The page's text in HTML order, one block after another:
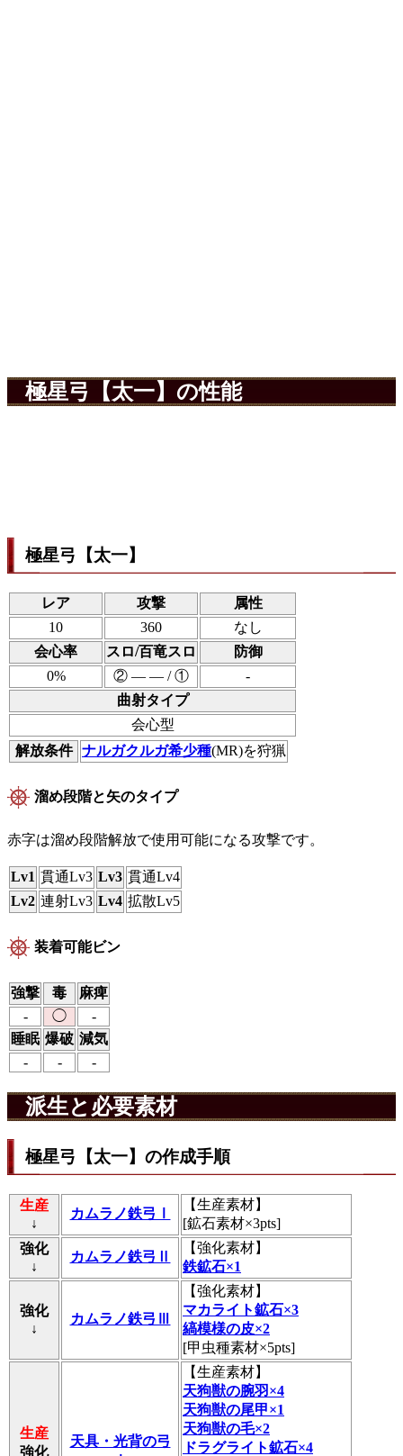
極星弓【太一】の性能
極星弓【太一】
レア 攻撃
属性
10
360
なし
会心率
スロ/百竜スロ
防御
0%
② ― ― / ①
-
曲射タイプ
会心型
解放条件
ナルガクルガ希少種(MR)を狩猟
溜め段階と矢のタイプ
赤字は溜め段階解放で使用可能になる攻撃です。
Lv1 貫通Lv3 Lv3 貫通Lv4
Lv2 連射Lv3 Lv4 拡散Lv5
装着可能ビン
強撃 毒
麻痺
-
◯
-
睡眠 爆破 減気
-
- -
派生と必要素材
極星弓【太一】の作成手順
生産
↓
カムラノ鉄弓Ⅰ
【生産素材】
[鉱石素材×3pts]
強化
↓
カムラノ鉄弓Ⅱ
【強化素材】
鉄鉱石×1
強化
↓
カムラノ鉄弓Ⅲ
【強化素材】
マカライト鉱石×3
縞模様の皮×2
[甲虫種素材×5pts]
生産
強化
天具・光背の弓
【生産素材】
天狗獣の腕羽×4
天狗獣の尾甲×1
天狗獣の毛×2
ドラグライト鉱石×4